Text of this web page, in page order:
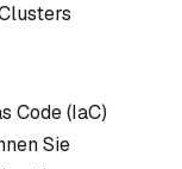
Code (IaC)
Sie